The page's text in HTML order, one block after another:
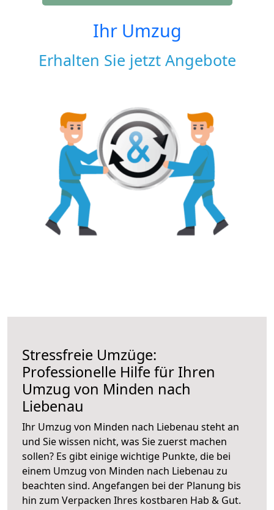
Ihr Umzug
Erhalten Sie jetzt Angebote
Stressfreie Umzüge:
Professionelle Hilfe für Ihren
Umzug von Minden nach
Liebenau
Ihr Umzug von Minden nach Liebenau steht an
und Sie wissen nicht, was Sie zuerst machen
sollen? Es gibt einige wichtige Punkte, die bei
einem Umzug von Minden nach Liebenau zu
beachten sind. Angefangen bei der Planung bis
hin zum Verpacken Ihres kostbaren Hab & Gut.